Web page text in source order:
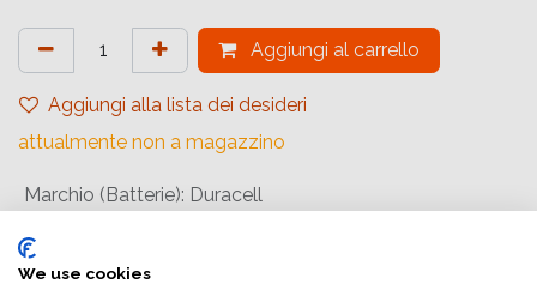
Aggiungi al carrello
Aggiungi alla lista dei desideri
attualmente non a magazzino
Marchio (Batterie): Duracell
Riferimento interno:
We use cookies